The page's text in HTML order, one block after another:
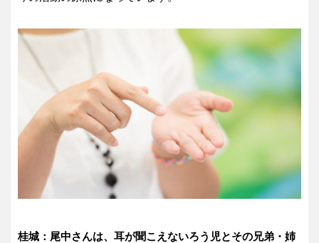
桂城：尾中さんは、耳が聞こえないろう児とその兄弟・姉